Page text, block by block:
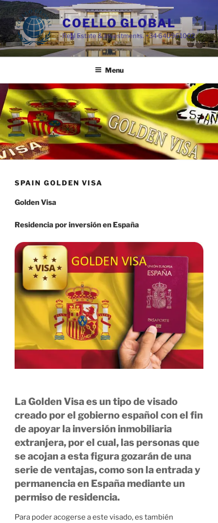
Skip
to
content
COELLO GLOBAL
Real Estate & Investments. +34 640961002
Menu
SPAIN GOLDEN VISA
Golden Visa
Residencia por inversión en España
La Golden Visa es un tipo de visado
creado por el gobierno español con el fin
de apoyar la inversión inmobiliaria
extranjera, por el cual, las personas que
se acojan a esta figura gozarán de una
serie de ventajas, como son la entrada y
permanencia en España mediante un
permiso de residencia.
Para poder acogerse a este visado, es también